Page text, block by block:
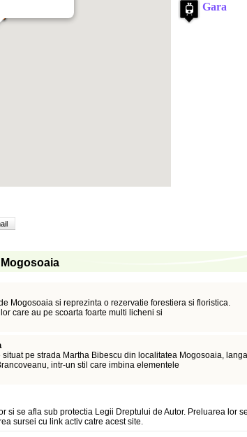
Mogosoaia si reprezinta o rezervatie forestiera si floristica.
care au pe scoarta foarte multi licheni si
pe strada Martha Bibescu din localitatea Mogosoaia, langa
intr-un stil care imbina elementele
si se afla sub protectia Legii Dreptului de Autor. Preluarea lor
sursei cu link activ catre acest site.